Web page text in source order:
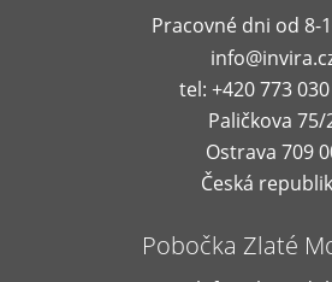
Pracovné dni od 8-
tel: +420 773
Paličkova 75/
Ostrava 709
Česká
Pobočka Zlaté